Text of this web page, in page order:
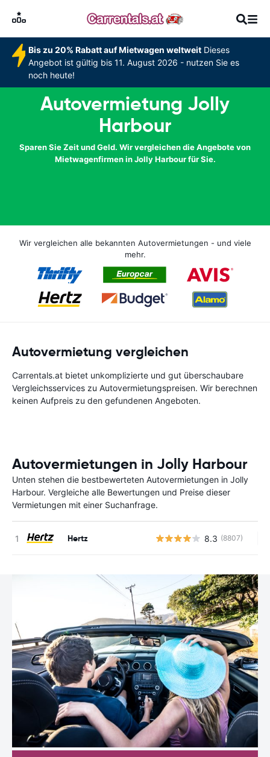
Bis zu 20% Rabatt auf Mietwagen weltweitDieses
Angebot ist gültig bis 11. August 2026 - nutzen Sie es
noch heute!
Autovermietung Jolly
Harbour
Sparen Sie Zeit und Geld. Wir vergleichen die Angebote von
Mietwagenfirmen in Jolly Harbour für Sie.
Wir vergleichen alle bekannten Autovermietungen - und viele
mehr.
Autovermietung vergleichen
Carrentals.at bietet unkomplizierte und gut überschaubare
Vergleichsservices zu Autovermietungspreisen. Wir berechnen
keinen Aufpreis zu den gefundenen Angeboten.
Autovermietungen in Jolly Harbour
Unten stehen die bestbewerteten Autovermietungen in Jolly
Harbour. Vergleiche alle Bewertungen und Preise dieser
Vermietungen mit einer Suchanfrage.
Hertz 8.3 (8807)